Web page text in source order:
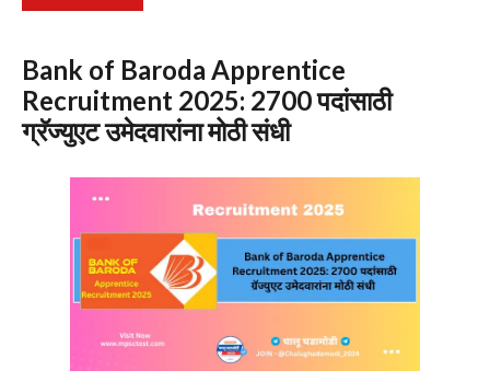
Bank of Baroda Apprentice
Recruitment 2025: 2700 पदांसाठी
ग्रॅज्युएट उमेदवारांना मोठी संधी